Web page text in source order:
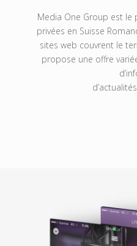
Media One Group est
privées en Suisse
sites web couvrent le
propose une offre